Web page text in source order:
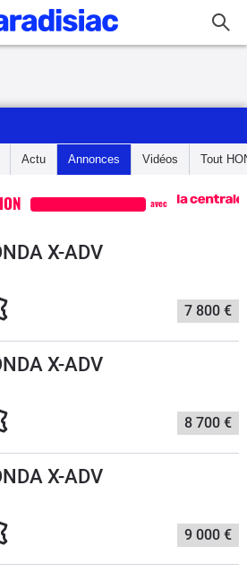
Actu Annonces Vidéos Tout
avec
X-ADV
7 800 €
X-ADV
8 700 €
X-ADV
9 000 €